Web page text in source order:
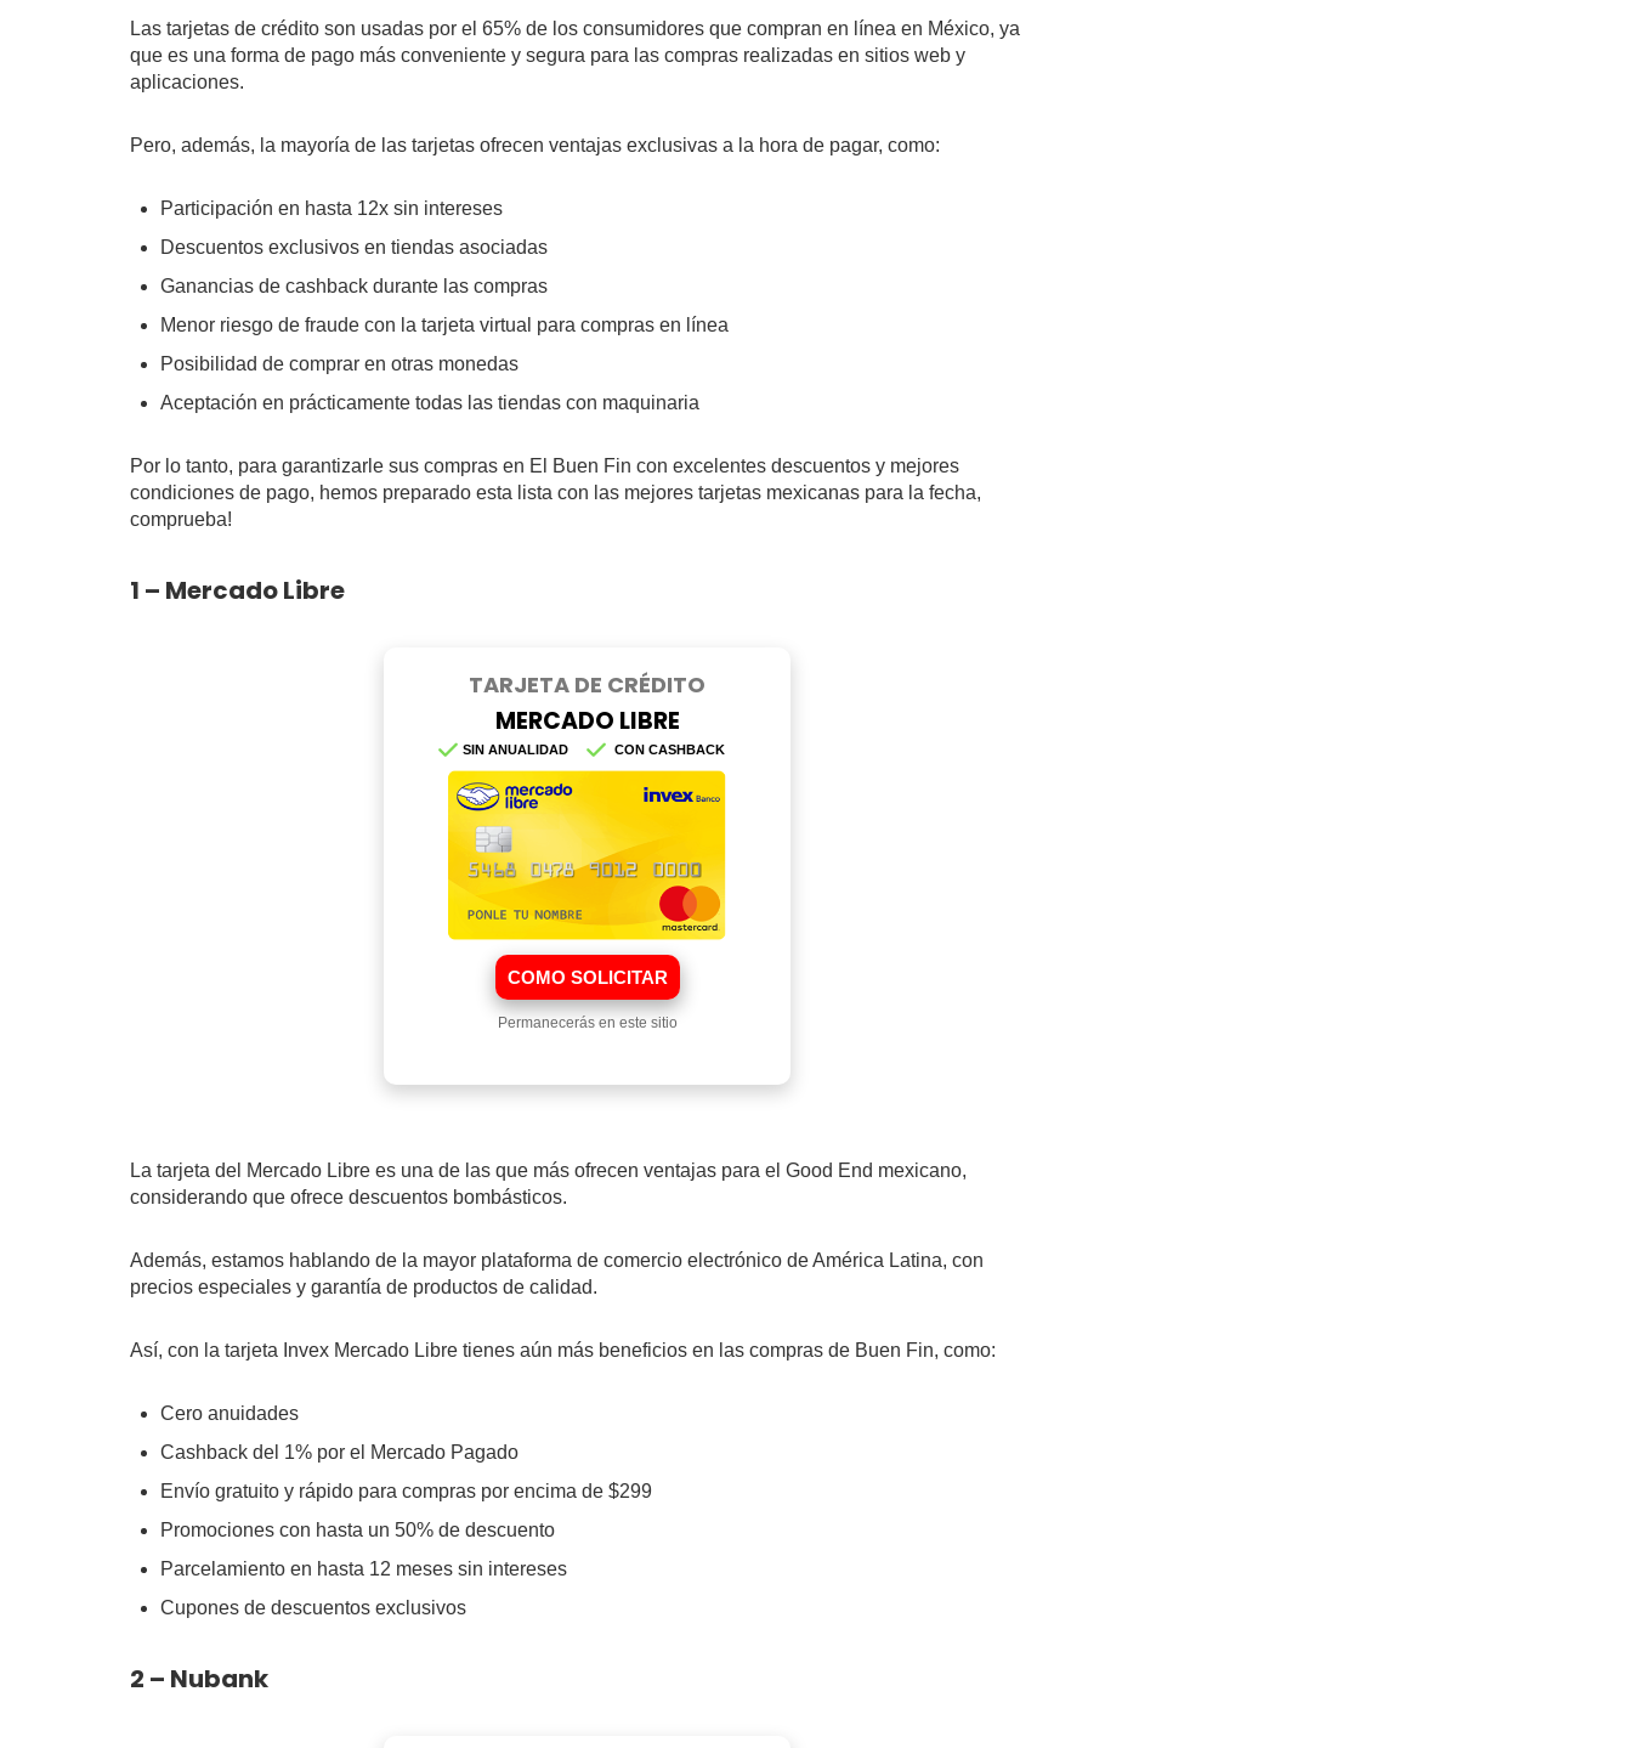
Las tarjetas de crédito son usadas por el 65% de los consumidores que compran en línea en México, ya
que es una forma de pago más conveniente y segura para las compras realizadas en sitios web y
aplicaciones.
Pero, además, la mayoría de las tarjetas ofrecen ventajas exclusivas a la hora de pagar, como:
Participación en hasta 12x sin intereses
Descuentos exclusivos en tiendas asociadas
Ganancias de cashback durante las compras
Menor riesgo de fraude con la tarjeta virtual para compras en línea
Posibilidad de comprar en otras monedas
Aceptación en prácticamente todas las tiendas con maquinaria
Por lo tanto, para garantizarle sus compras en El Buen Fin con excelentes descuentos y mejores
condiciones de pago, hemos preparado esta lista con las mejores tarjetas mexicanas para la fecha,
comprueba!
1 – Mercado Libre
TARJETA DE CRÉDITO
MERCADO LIBRE
SIN ANUALIDAD CON CASHBACK
COMO SOLICITAR
Permanecerás en este sitio
La tarjeta del Mercado Libre es una de las que más ofrecen ventajas para el Good End mexicano,
considerando que ofrece descuentos bombásticos.
Además, estamos hablando de la mayor plataforma de comercio electrónico de América Latina, con
precios especiales y garantía de productos de calidad.
Así, con la tarjeta Invex Mercado Libre tienes aún más beneficios en las compras de Buen Fin, como:
Cero anuidades
Cashback del 1% por el Mercado Pagado
Envío gratuito y rápido para compras por encima de $299
Promociones con hasta un 50% de descuento
Parcelamiento en hasta 12 meses sin intereses
Cupones de descuentos exclusivos
2 – Nubank